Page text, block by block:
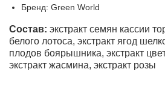
Бренд: Green World
Состав: экстракт семян кассии
белого лотоса, экстракт ягод
плодов боярышника, экстракт
экстракт жасмина, экстракт розы